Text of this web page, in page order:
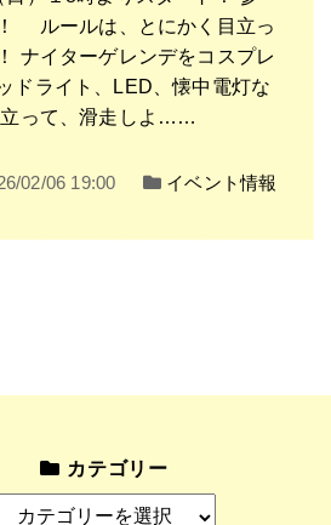
ルールは、とにかく目立っ
ナイターゲレンデをコスプレ
ドライト、LED、懐中電灯な
立って、滑走しよ……
02/06 19:00 イベント情報
カテゴリー